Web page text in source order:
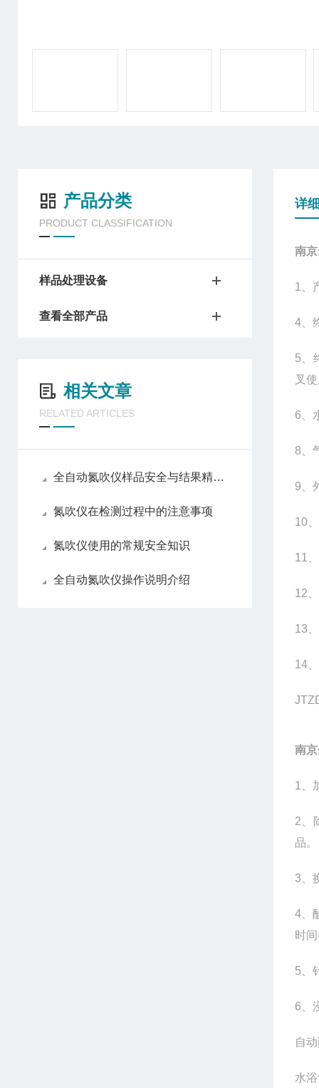
产品分类
PRODUCT CLASSIFICATION
样品处理设备
查看全部产品
相关文章
RELATED ARTICLES
全自动氮吹仪样品安全与结果精准性
氮吹仪在检测过程中的注意事项
氮吹仪使用的常规安全知识
全自动氮吹仪操作说明介绍
详
南
1
4
5
叉
6
8
9
10
11
12
13
14
南
1
2
品。
3
4
时
5
6
自
水